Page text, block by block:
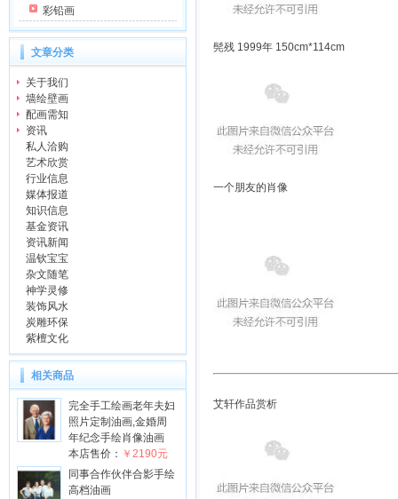
彩铅画
文章分类
关于我们
墙绘壁画
配画需知
资讯
私人洽购
艺术欣赏
行业信息
媒体报道
知识信息
基金资讯
资讯新闻
温钦宝宝
杂文随笔
神学灵修
装饰风水
炭雕环保
紫檀文化
相关商品
完全手工绘画老年夫妇
照片定制油画,金婚周
年纪念手绘肖像油画
本店售价： ￥2190元
同事合作伙伴合影手绘
高档油画
髡残 1999年 150cm*114cm
一个朋友的肖像
艾轩作品赏析